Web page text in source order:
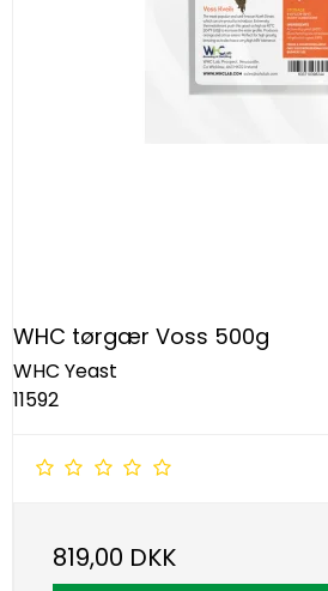
WHC tørgær Voss 500g
WHC Yeast
11592
819,00 DKK